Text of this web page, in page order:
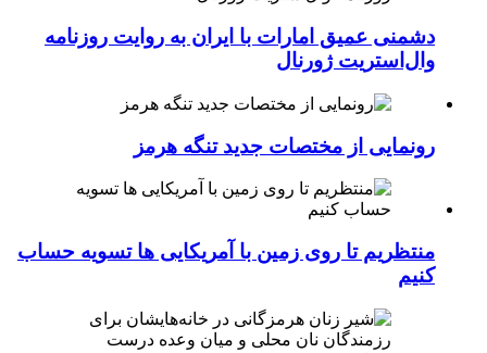
دشمنی عمیق امارات با ایران به روایت روزنامه
وال‌استریت ژورنال
رونمایی از مختصات جدید تنگه هرمز
منتظریم تا روی زمین با آمریکایی ها تسویه حساب
کنیم